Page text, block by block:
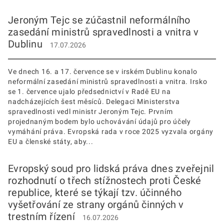
Jeroným Tejc se zúčastnil neformálního
zasedání ministrů spravedlnosti a vnitra v
Dublinu
17.07.2026
Ve dnech 16. a 17. července se v irském Dublinu konalo
neformální zasedání ministrů spravedlnosti a vnitra. Irsko
se 1. července ujalo předsednictví v Radě EU na
nadcházejících šest měsíců. Delegaci Ministerstva
spravedlnosti vedl ministr Jeroným Tejc. Prvním
projednaným bodem bylo uchovávání údajů pro účely
vymáhání práva. Evropská rada v roce 2025 vyzvala orgány
EU a členské státy, aby...
Evropský soud pro lidská práva dnes zveřejnil
rozhodnutí o třech stížnostech proti České
republice, které se týkají tzv. účinného
vyšetřování ze strany orgánů činných v
trestním řízení
16.07.2026